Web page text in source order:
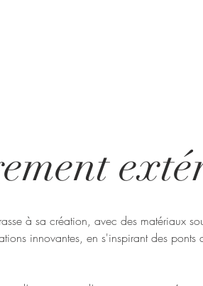
à sa création, avec des matériaux
innovantes, en s'inspirant des